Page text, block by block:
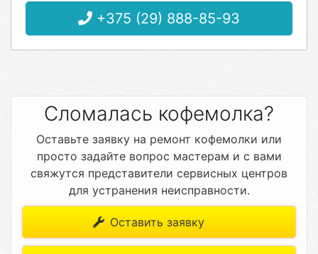
+375 (29) 888-85-93
Сломалась кофемолка?
Оставьте заявку на ремонт кофемолки или
просто задайте вопрос мастерам и с вами
свяжутся представители сервисных центров
для устранения неисправности.
Оставить заявку